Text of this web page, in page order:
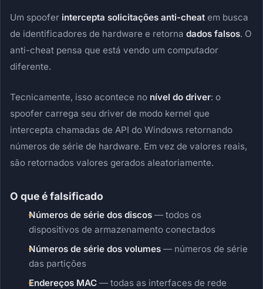
Um spoofer intercepta solicitações anti-cheat em busca
de identificadores de hardware e retorna dados falsos. O
anti-cheat pensa que está vendo um computador
diferente.
Tecnicamente, isso acontece no nível do driver: o
spoofer carrega seu driver de modo kernel que
intercepta chamadas de API do Windows retornando
números de série de hardware. Em vez de valores reais,
são retornados valores gerados aleatoriamente.
O que é falsificado
Números de série dos discos — todos os
dispositivos de armazenamento conectados
Números de série dos volumes — números de série
das partições
Endereços MAC — todas as interfaces de rede